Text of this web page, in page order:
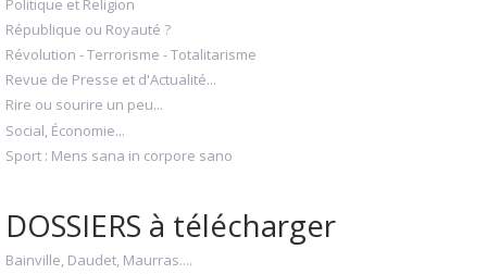
Politique et Religion
République ou Royauté ?
Révolution - Terrorisme - Totalitarisme
Revue de Presse et d'Actualité...
Rire ou sourire un peu...
Social, Économie...
Sport : Mens sana in corpore sano
DOSSIERS à télécharger
Bainville, Daudet, Maurras....